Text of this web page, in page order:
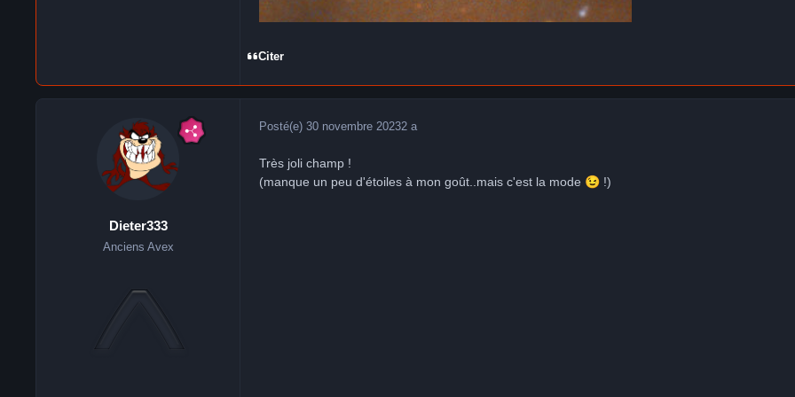
Citer
Dieter333
Anciens Avex
Posté(e) 30 novembre 20232 a
Très joli champ !
(manque un peu d'étoiles à mon goût..mais c'est la mode 😉 !)